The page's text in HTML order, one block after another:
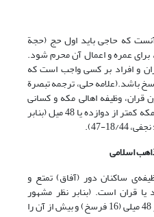
که حاجی باید اول حج (حجة
برای عمره و اعمال آن محرم شود.
از حج قران و افراد بر کسی واجب است که
باشد.(علامه حلی، ترجمه تبصرة
همچون قران، وظیفه اهالی مکه و کسانی
است که فاصله محل سکونتشان تا مکه کمتر از دوازده یا 48 میل (بنابر
44-47).
اسلامی
ساکنان دور (آفاق) تمتع و
قران است. (بنابر نظر مشهور
فقیهان امامیه ساکنان دور از مکه از 48 میلی (16 فرسخ) و بیش از آن را